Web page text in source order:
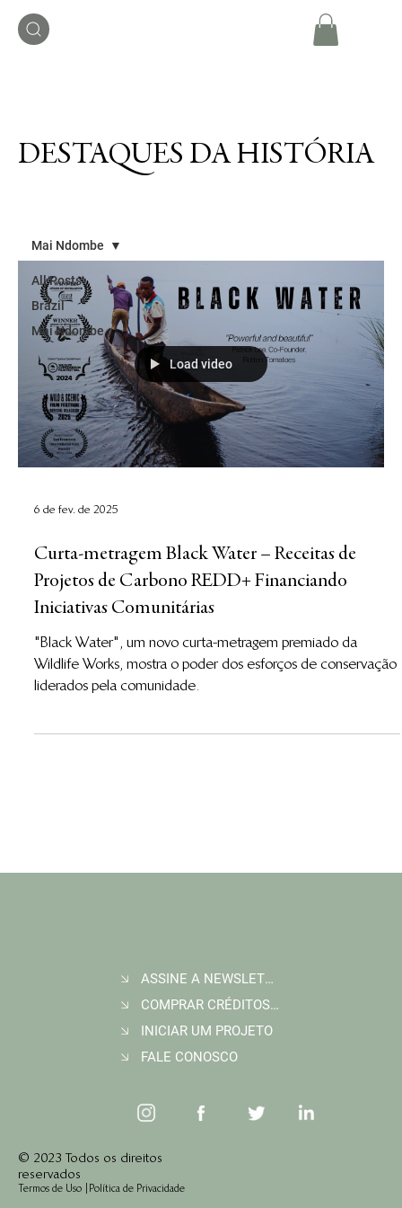
All Posts
Brazil
Mai Ndombe
Mai Ndombe
Load video
6 de fev. de 2025
Curta-metragem Black Water – Receitas de
Projetos de Carbono REDD+ Financiando
Iniciativas Comunitárias
"Black Water", um novo curta-metragem premiado da
Wildlife Works, mostra o poder dos esforços de conservação
liderados pela comunidade.
DESTAQUES DA HISTÓRIA
© 2023 Todos os direitos
reservados
Termos de Uso Política de Privacidade
ASSINE A NEWSLETTER
COMPRAR CRÉDITOS DE CARBONO
INICIAR UM PROJETO
FALE CONOSCO